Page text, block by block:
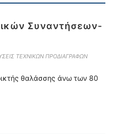
Συναντήσεων-
ΤΕΧΝΙΚΩΝ ΠΡΟΔΙΑΓΡΑΦΩΝ
θαλάσσης άνω των 80